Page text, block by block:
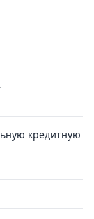
кредитную